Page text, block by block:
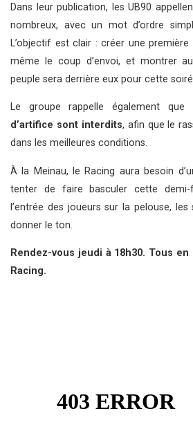
Dans leur publication, les UB90
nombreux, avec un mot d’ordre
L’objectif est clair : créer une
même le coup d’envoi, et montrer
peuple sera derrière eux pour cette
Le groupe rappelle également que
d’artifice sont interdits, afin que le
dans les meilleures conditions.
À la Meinau, le Racing aura besoin
tenter de faire basculer cette demi-
l’entrée des joueurs sur la pelouse,
donner le ton.
Rendez-vous jeudi à 18h30. Tous
Racing.